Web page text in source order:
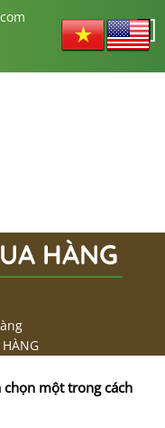
HÀNG
một trong cách